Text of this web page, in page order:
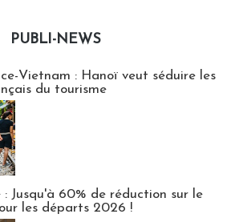
PUBLI-NEWS
Vietnam : Hanoï veut séduire les
du tourisme
: Jusqu'à 60% de réduction sur le
les départs 2026 !